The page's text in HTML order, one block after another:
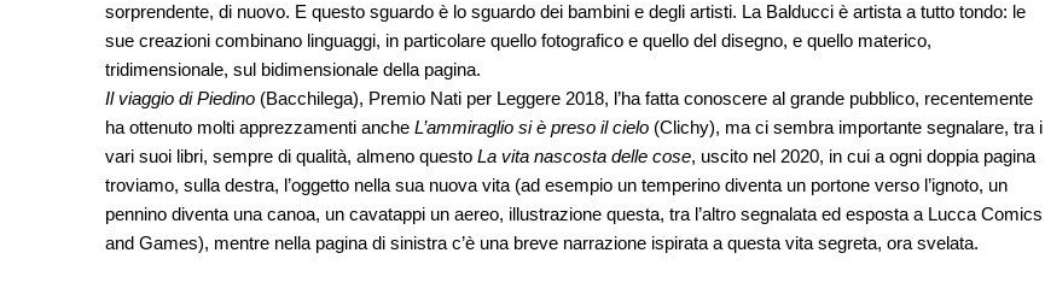
sorprendente, di nuovo. E questo sguardo è lo sguardo dei bambini e degli artisti. La Balducci è artista a tutto tondo: le
sue creazioni combinano linguaggi, in particolare quello fotografico e quello del disegno, e quello materico,
tridimensionale, sul bidimensionale della pagina.
Il viaggio di Piedino (Bacchilega), Premio Nati per Leggere 2018, l’ha fatta conoscere al grande pubblico, recentemente
ha ottenuto molti apprezzamenti anche L’ammiraglio si è preso il cielo (Clichy), ma ci sembra importante segnalare, tra i
vari suoi libri, sempre di qualità, almeno questo La vita nascosta delle cose, uscito nel 2020, in cui a ogni doppia pagina
troviamo, sulla destra, l’oggetto nella sua nuova vita (ad esempio un temperino diventa un portone verso l’ignoto, un
pennino diventa una canoa, un cavatappi un aereo, illustrazione questa, tra l’altro segnalata ed esposta a Lucca Comics
and Games), mentre nella pagina di sinistra c’è una breve narrazione ispirata a questa vita segreta, ora svelata.